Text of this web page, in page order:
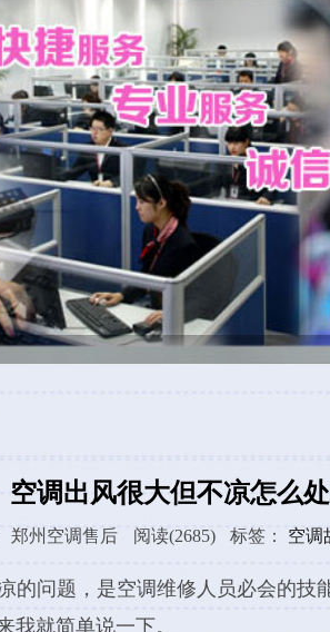
怎么处理
标签：空调故障 温度调节 维护 保养
解决。本文将介绍如何处理空调出风很大但
引起的。检查空调是否有异响或异常震
立即联系专业的空调维修人员进行检修和修